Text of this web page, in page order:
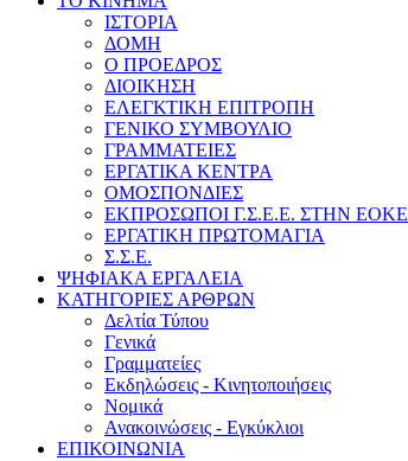
ΙΣΤΟΡΙΑ
ΔΟΜΗ
Ο ΠΡΟΕΔΡΟΣ
ΔΙΟΙΚΗΣΗ
ΕΛΕΓΚΤΙΚΗ ΕΠΙΤΡΟΠΗ
ΓΕΝΙΚΟ ΣΥΜΒΟΥΛΙΟ
ΓΡΑΜΜΑΤΕΙΕΣ
ΕΡΓΑΤΙΚΑ ΚΕΝΤΡΑ
ΟΜΟΣΠΟΝΔΙΕΣ
ΕΚΠΡΟΣΩΠΟΙ Γ.Σ.Ε.Ε. ΣΤΗΝ ΕΟΚΕ
ΕΡΓΑΤΙΚΗ ΠΡΩΤΟΜΑΓΙΑ
Σ.Σ.Ε.
ΨΗΦΙΑΚΑ ΕΡΓΑΛΕΙΑ
ΚΑΤΗΓΟΡΙΕΣ ΑΡΘΡΩΝ
Δελτία Τύπου
Γενικά
Γραμματείες
Εκδηλώσεις - Κινητοποιήσεις
Νομικά
Ανακοινώσεις - Εγκύκλιοι
ΕΠΙΚΟΙΝΩΝΙΑ